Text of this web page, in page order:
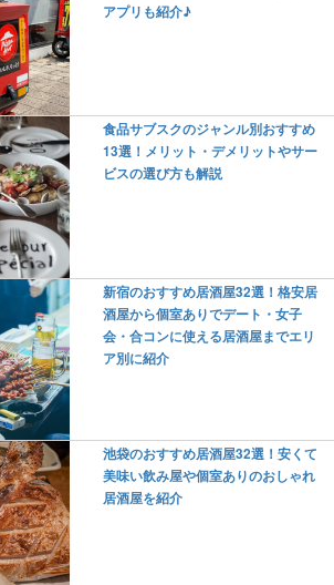
アプリも紹介♪
食品サブスクのジャンル別おすすめ
13選！メリット・デメリットやサー
ビスの選び方も解説
新宿のおすすめ居酒屋32選！格安居
酒屋から個室ありでデート・女子
会・合コンに使える居酒屋までエリ
ア別に紹介
池袋のおすすめ居酒屋32選！安くて
美味い飲み屋や個室ありのおしゃれ
居酒屋を紹介